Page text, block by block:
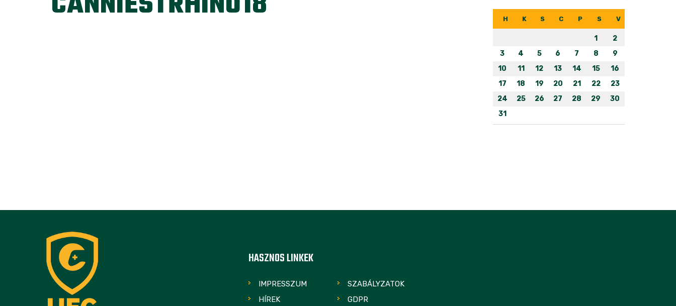
H K S C P S V
1
2
3
4 5 6 7 8
9
10
11 12 13 14 15
16
17
18 19 20 21 22
23
24
25 26 27 28 29
30
31
HASZNOS LINKEK
IMPRESSZUM
SZABÁLYZATOK
HÍREK
GDPR